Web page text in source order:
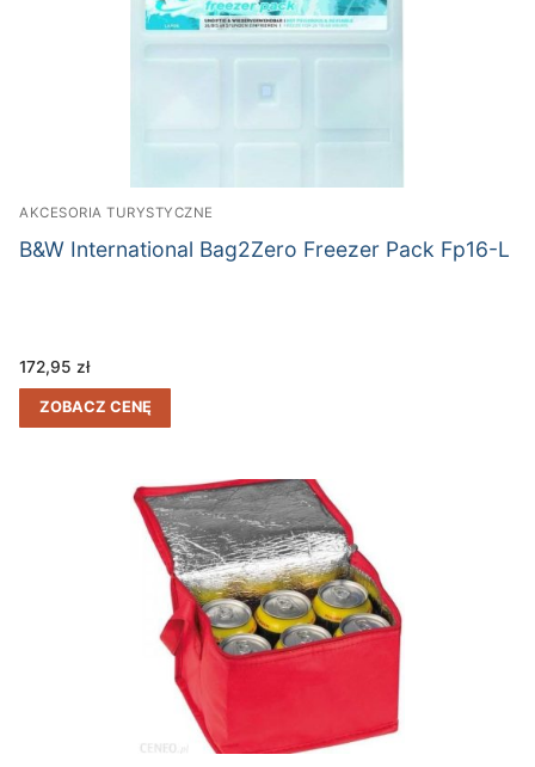
AKCESORIA TURYSTYCZNE
B&W International Bag2Zero Freezer Pack Fp16-L
172,95 zł
ZOBACZ CENĘ